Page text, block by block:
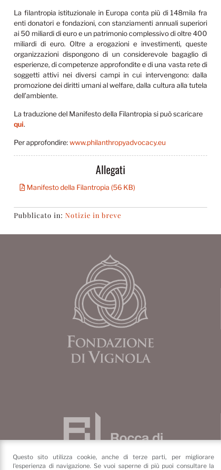
La filantropia istituzionale in Europa conta più di 148mila fra
enti donatori e fondazioni, con stanziamenti annuali superiori
ai 50 miliardi di euro e un patrimonio complessivo di oltre 400
miliardi di euro. Oltre a erogazioni e investimenti, queste
organizzazioni dispongono di un considerevole bagaglio di
esperienze, di competenze approfondite e di una vasta rete di
soggetti attivi nei diversi campi in cui intervengono: dalla
promozione dei diritti umani al welfare, dalla cultura alla tutela
dell’ambiente.
La traduzione del Manifesto della Filantropia si può scaricare
qui.
Per approfondire:www.philanthropyadvocacy.eu
Allegati
Manifesto della Filantropia (56 KB)
Pubblicato in: Notizie in breve
Questo sito utilizza cookie, anche di terze parti, per migliorare
l'esperienza di navigazione. Se vuoi saperne di più puoi consultare la